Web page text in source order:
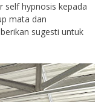
self hypnosis kepada
mata dan
sugesti untuk